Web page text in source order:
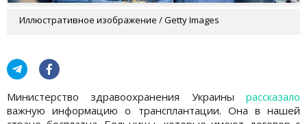
Иллюстративное изображение / Getty Images
Министерство здравоохранения Украины рассказало
важную информацию о трансплантации. Она в нашей